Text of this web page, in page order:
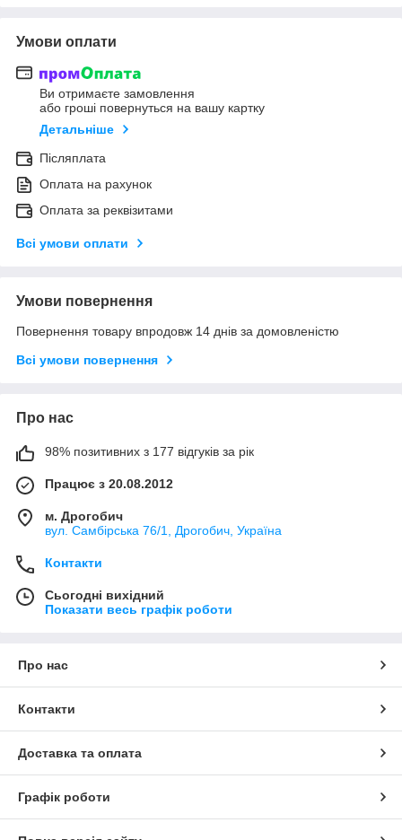
Умови оплати
Ви отримаєте замовлення
або гроші повернуться на вашу картку
Детальніше
Післяплата
Оплата на рахунок
Оплата за реквізитами
Всі умови оплати
Умови повернення
Повернення товару впродовж 14 днів за домовленістю
Всі умови повернення
Про нас
98% позитивних з 177 відгуків за рік
Працює з 20.08.2012
м. Дрогобич
вул. Самбірська 76/1, Дрогобич, Україна
Контакти
Сьогодні вихідний
Показати весь графік роботи
Про нас
Контакти
Доставка та оплата
Графік роботи